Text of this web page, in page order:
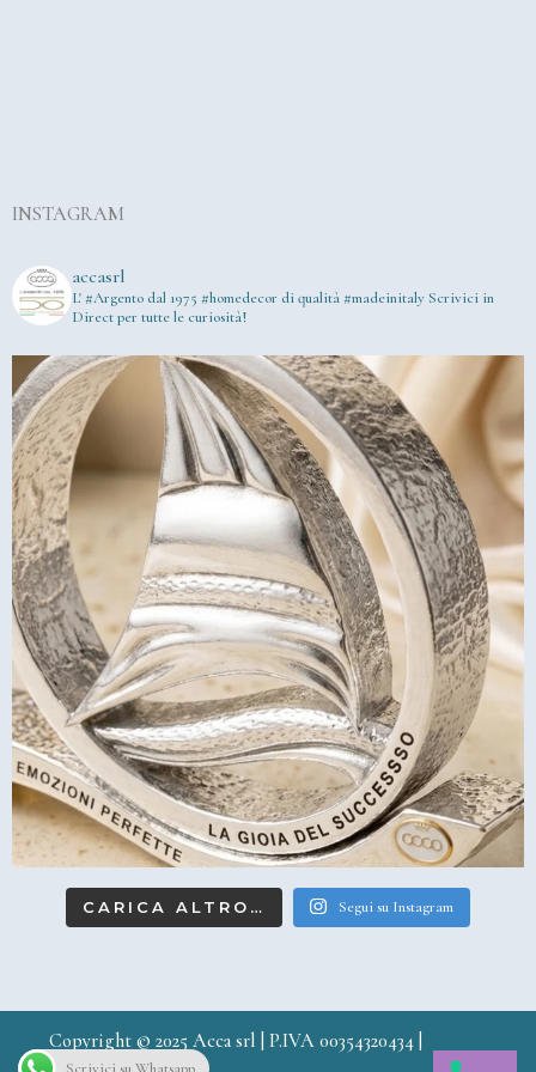
INSTAGRAM
accasrl
L' #Argento dal 1975 #homedecor di qualità #madeinitaly Scrivici in
Direct per tutte le curiosità!
CARICA ALTRO… Segui su Instagram
Copyright © 2025 Acca srl | P.IVA 00354320434 |